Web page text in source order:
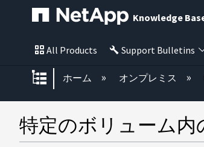
Knowledge
All Products Support Bulletins
グローバル階層を展
ホーム オンプレミス
特定のボリューム内